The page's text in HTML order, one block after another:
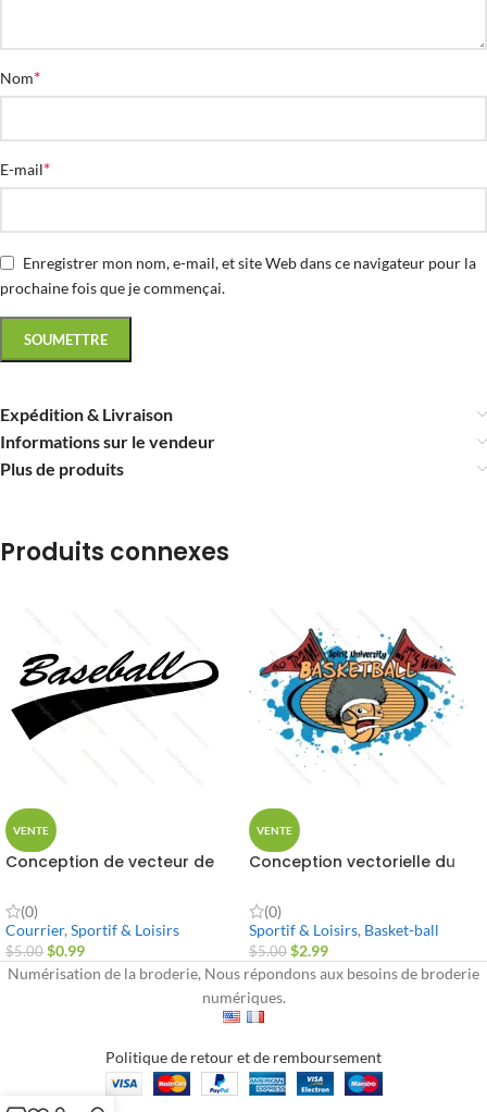
Nom*
E-mail*
Enregistrer mon nom, e-mail, et site Web dans ce navigateur pour la
prochaine fois que je commençai.
Expédition & Livraison
Informations sur le vendeur
Plus de produits
Produits connexes
VENTE
Conception de vecteur de
(0)
Courrier,Sportif & Loisirs
$5.00 $0.99
VENTE
Conception vectorielle du
(0)
Sportif & Loisirs, Basket-ball
$5.00 $2.99
Numérisation de la broderie, Nous répondons aux besoins de broderie
numériques.
Politique de retour et de remboursement